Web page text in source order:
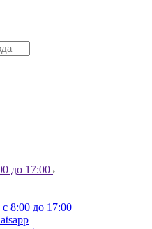
до 17:00
8:00 до 17:00